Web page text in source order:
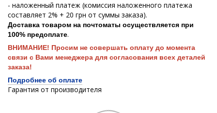
- наложенный платеж (комиссия наложенного платежа
составляет 2% + 20 грн от суммы заказа).
Доставка товаром на почтоматы осуществляется при
100% предоплате.
ВНИМАНИЕ! Просим не совершать оплату до момента
связи с Вами менеджера для согласования всех деталей
заказа!
Подробнее об оплате
Гарантия от производителя